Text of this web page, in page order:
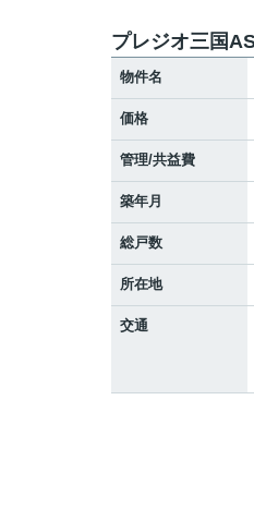
プレジオ三国
物件名
価格
管理/共益費
築年月
総戸数
所在地
交通